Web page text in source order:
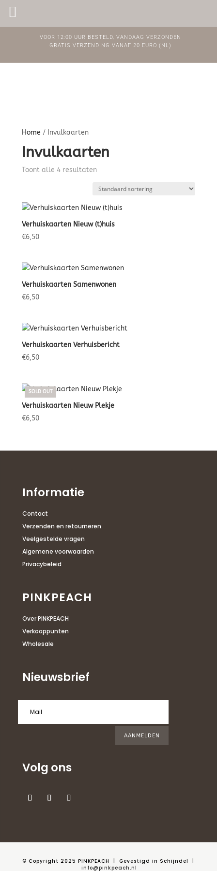
VOOR 12:00 UUR BESTELD, VANDAAG VERZONDEN
GRATIS VERZENDING VANAF 20 EURO (NL)
Home / Invulkaarten
Invulkaarten
Toont alle 4 resultaten
Verhuiskaarten Nieuw (t)huis
€6,50
Verhuiskaarten Samenwonen
€6,50
Verhuiskaarten Verhuisbericht
€6,50
SOLD OUT
Verhuiskaarten Nieuw Plekje
€6,50
Informatie
Contact
Verzenden en retourneren
Veelgestelde vragen
Algemene voorwaarden
Privacybeleid
PINKPEACH
Over PINKPEACH
Verkooppunten
Wholesale
Nieuwsbrief
AANMELDEN
Volg ons
© Copyright 2025 PINKPEACH
| Gevestigd in Schijndel |
info@pinkpeach.nl